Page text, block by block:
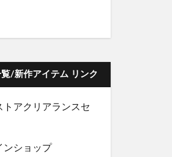
/新作アイテム リンク
トアクリアランスセ
ンショップ